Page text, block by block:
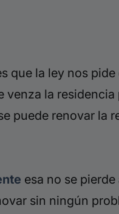
que la ley nos
venza la
puede renovar la
esa no se
sin ningún